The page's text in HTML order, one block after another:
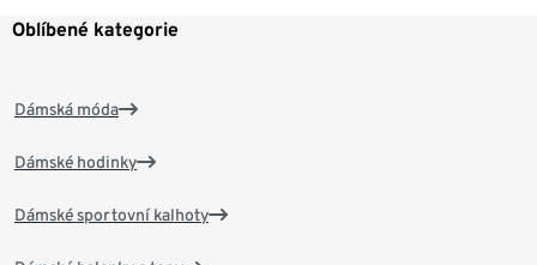
Oblíbené kategorie
Dámská móda
Dámské hodinky
Dámské sportovní kalhoty